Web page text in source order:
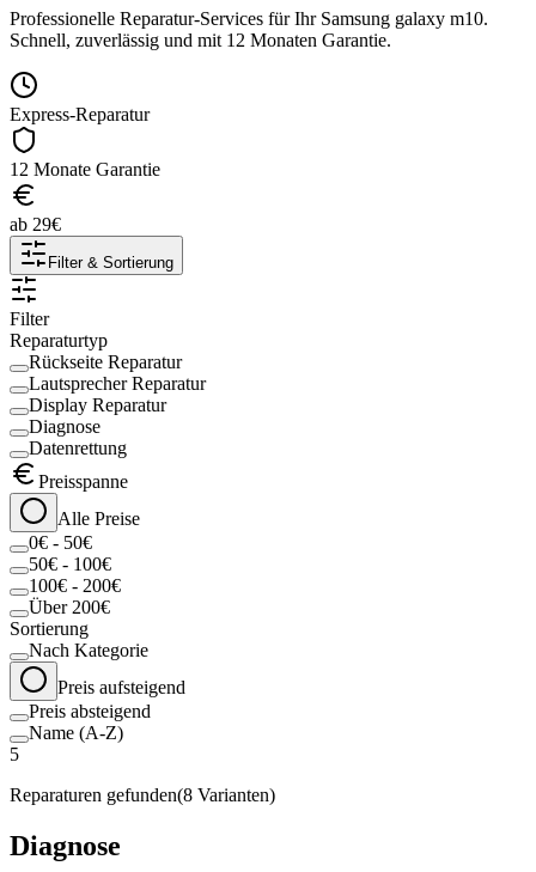
Professionelle Reparatur-Services für Ihr Samsung galaxy m10.
Schnell, zuverlässig und mit 12 Monaten Garantie.
Express-Reparatur
12 Monate Garantie
ab 29€
Filter & Sortierung
Filter
Reparaturtyp
Rückseite Reparatur
Lautsprecher Reparatur
Display Reparatur
Diagnose
Datenrettung
Preisspanne
Alle Preise
0€ - 50€
50€ - 100€
100€ - 200€
Über 200€
Sortierung
Nach Kategorie
Preis aufsteigend
Preis absteigend
Name (A-Z)
5
Reparaturen gefunden(8 Varianten)
Diagnose